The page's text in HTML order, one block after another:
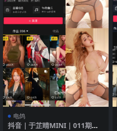
电鸽
抖音｜于芷晴MINI｜011期｜